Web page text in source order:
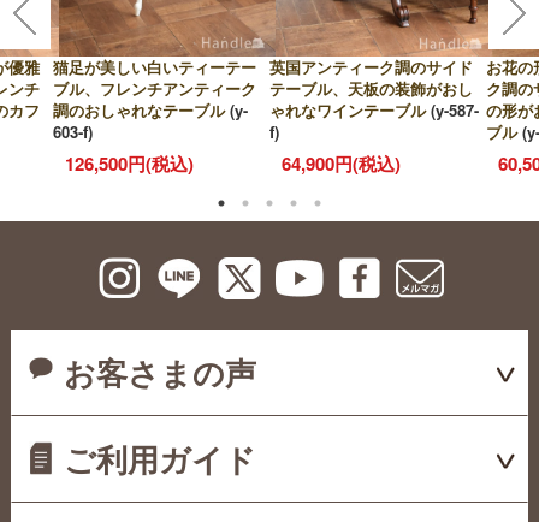
優雅
ンチ
カフ
猫足が美しい白いティーテー
ブル、フレンチアンティーク
調のおしゃれなテーブル (y-
603-f)
126,500円(税込)
英国アンティーク調のサイド
テーブル、天板の装飾がおし
ゃれなワインテーブル (y-587-
f)
64,900円(税込)
お花の
ク調の
の形が
ブル
お客さまの声
ご利用ガイド